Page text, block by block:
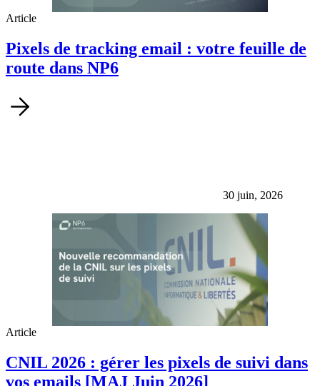
Article
Pixels de tracking email : votre feuille de
route dans NP6
30 juin, 2026
Article
CNIL 2026 : gérer les pixels de suivi dans
vos emails [MAJ Juin 2026]